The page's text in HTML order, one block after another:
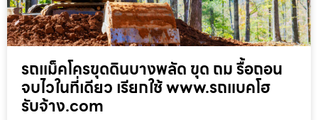
รถแม็คโครขุดดินบางพลัด ขุด ถม รื้อถอน
จบไวในที่เดียว เรียกใช้ www.รถแบคโฮ
รับจ้าง.com